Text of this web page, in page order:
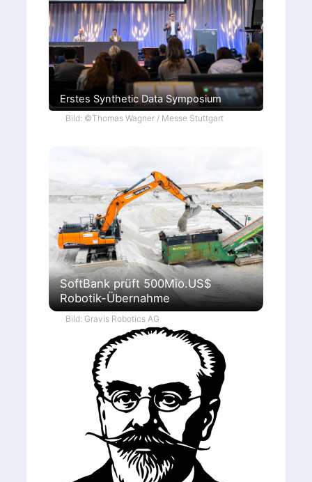
Erstes Synthetic Data Symposium
Bild: ©Thomas Wagner / Messe Stuttgart
SoftBank prüft 500Mio.US$
Robotik-Übernahme
Bild: Gravis Robotics AG